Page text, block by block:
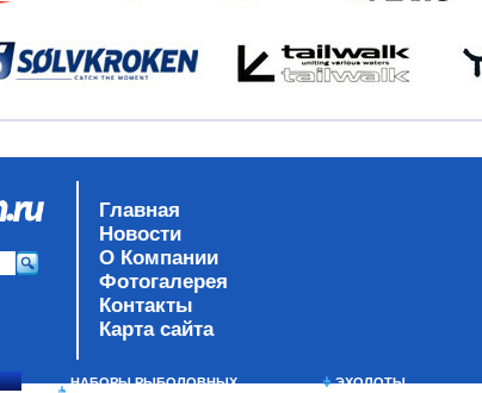
Главная
Новости
О Компании
Фотогалерея
Контакты
Карта сайта
НАБОРЫ РЫБОЛОВНЫХ
ЭХОЛОТЫ